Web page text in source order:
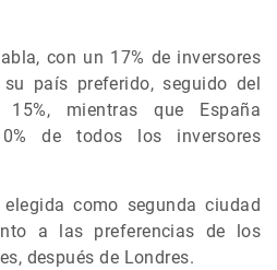
con un 17% de inversores
país preferido, seguido del
mientras que España
de todos los inversores
como segunda ciudad
a las preferencias de los
después de Londres.